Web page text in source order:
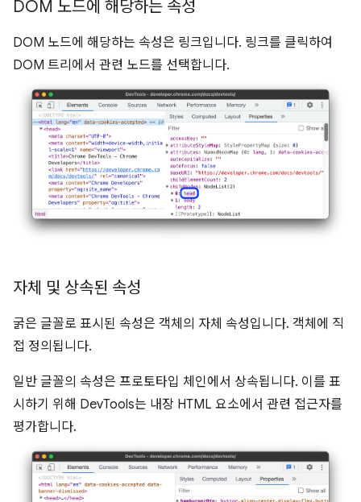
DOM 노드에 해당하는 속성
DOM 노드에 해당하는 속성은 링크입니다. 링크를 클릭하여
DOM 트리에서 관련 노드를 선택합니다.
자체 및 상속된 속성
굵은 글꼴로 표시된 속성은 객체의 자체 속성입니다. 객체에 직
접 정의됩니다.
일반 글꼴의 속성은 프로토타입 체인에서 상속됩니다. 이를 표
시하기 위해 DevTools는 내장 HTML 요소에서 관련 접근자를
평가합니다.